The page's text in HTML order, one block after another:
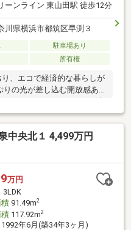
ーンライン 東山田駅 徒歩12分
川県横浜市都筑区早渕３
駐車場あり
所有権
、エコで経済的な暮らしが
の光が差し込む開放感あふ
物に守られたオープンロッ
ングにもぴったりです。※
です。※太陽光発電名義変更
る場合、その費用は買主の
）の位置に電柱及びワイヤ
なります。
中央北１ 4,499万円
万円
3LDK
91.49m2
117.92m2
1992年6月(築34年3ヶ月)